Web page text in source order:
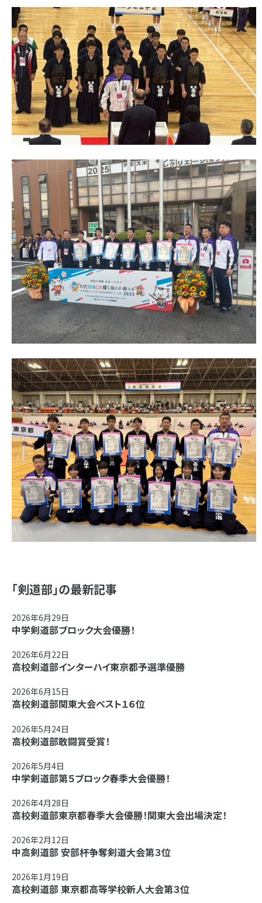
「剣道部」の最新記事
2026年6月29日
中学剣道部ブロック大会優勝！
2026年6月22日
高校剣道部インターハイ東京都予選準優勝
2026年6月15日
高校剣道部関東大会ベスト１６位
2026年5月24日
高校剣道部敢闘賞受賞！
2026年5月4日
中学剣道部第５ブロック春季大会優勝！
2026年4月28日
高校剣道部東京都春季大会優勝！関東大会出場決定！
2026年2月12日
中高剣道部 安部杯争奪剣道大会第３位
2026年1月19日
高校剣道部 東京都高等学校新人大会第３位